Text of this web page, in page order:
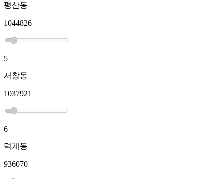
평산동
1044826
5
서창동
1037921
6
덕계동
936070